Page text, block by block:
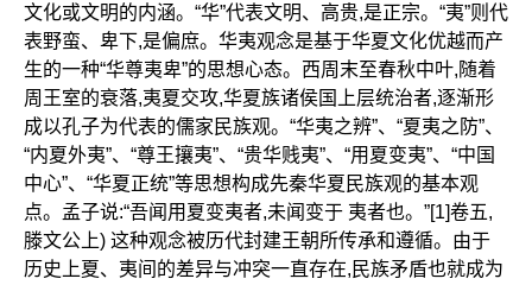
文化或文明的内涵。“华”代表文明、高贵,是正宗。“夷”则代
表野蛮、卑下,是偏庶。华夷观念是基于华夏文化优越而产
生的一种“华尊夷卑”的思想心态。西周末至春秋中叶,随着
周王室的衰落,夷夏交攻,华夏族诸侯国上层统治者,逐渐形
成以孔子为代表的儒家民族观。“华夷之辨”、“夏夷之防”、
“内夏外夷”、“尊王攘夷”、“贵华贱夷”、“用夏变夷”、“中国
中心”、“华夏正统”等思想构成先秦华夏民族观的基本观
点。孟子说:“吾闻用夏变夷者,未闻变于 夷者也。”[1]卷五,
滕文公上) 这种观念被历代封建王朝所传承和遵循。由于
历史上夏、夷间的差异与冲突一直存在,民族矛盾也就成为